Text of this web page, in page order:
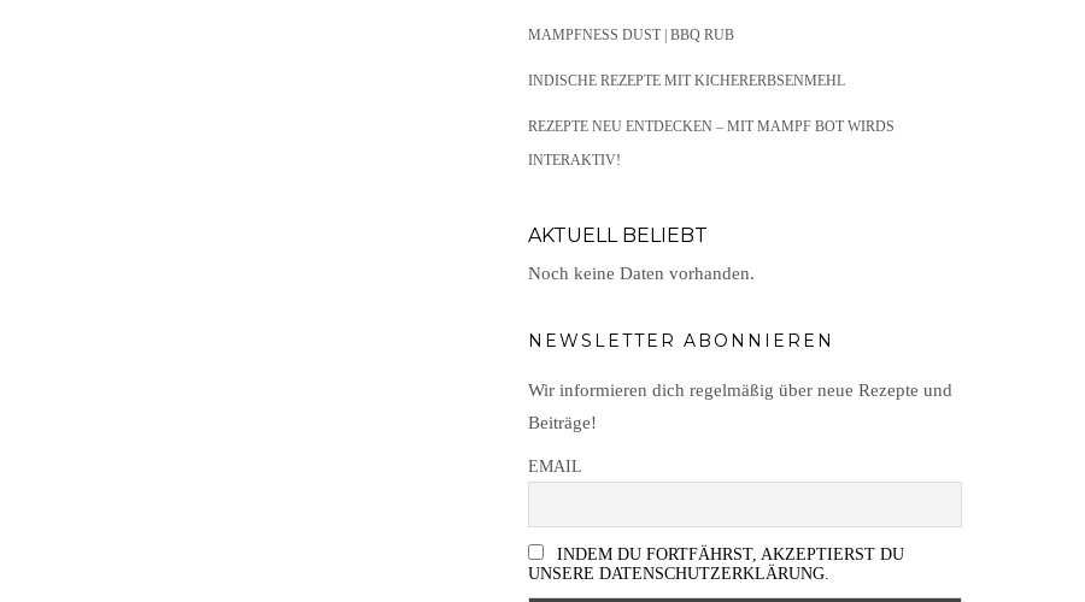
MAMPFNESS DUST | BBQ RUB
INDISCHE REZEPTE MIT KICHERERBSENMEHL
REZEPTE NEU ENTDECKEN – MIT MAMPF BOT WIRDS
INTERAKTIV!
AKTUELL BELIEBT
Noch keine Daten vorhanden.
NEWSLETTER ABONNIEREN
Wir informieren dich regelmäßig über neue Rezepte und
Beiträge!
EMAIL
INDEM DU FORTFÄHRST, AKZEPTIERST DU
UNSERE DATENSCHUTZERKLÄRUNG.